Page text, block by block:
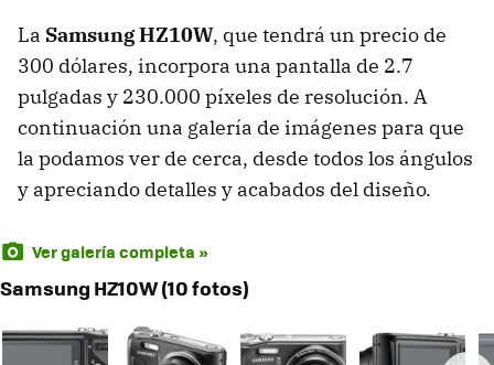
La Samsung HZ10W, que tendrá un precio de
300 dólares, incorpora una pantalla de 2.7
pulgadas y 230.000 píxeles de resolución. A
continuación una galería de imágenes para que
la podamos ver de cerca, desde todos los ángulos
y apreciando detalles y acabados del diseño.
Ver galería completa »
Samsung HZ10W (10 fotos)